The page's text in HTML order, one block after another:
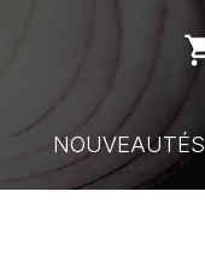
NOUVEAUTÉS